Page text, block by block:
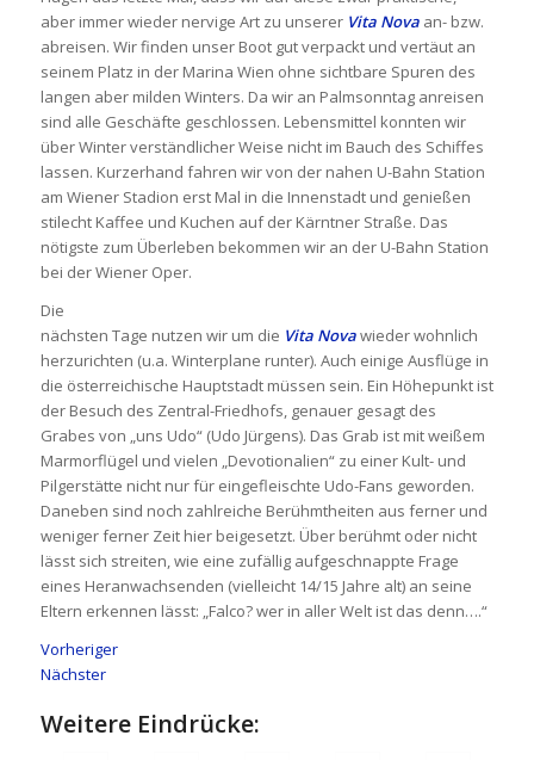
aber immer wieder nervige Art zu unserer Vita Novaan- bzw.
abreisen. Wir finden unser Boot gut verpackt und vertäut an
seinem Platz in der Marina Wien ohne sichtbare Spuren des
langen aber milden Winters. Da wir an Palmsonntag anreisen
sind alle Geschäfte geschlossen. Lebensmittel konnten wir
über Winter verständlicher Weise nicht im Bauch des Schiffes
lassen. Kurzerhand fahren wir von der nahen U-Bahn Station
am Wiener Stadion erst Mal in die Innenstadt und genießen
stilecht Kaffee und Kuchen auf der Kärntner Straße. Das
nötigste zum Überleben bekommen wir an der U-Bahn Station
bei der Wiener Oper.
Die
nächsten Tage nutzen wir um die Vita Novawieder wohnlich
herzurichten (u.a. Winterplane runter). Auch einige Ausflüge in
die österreichische Hauptstadt müssen sein. Ein Höhepunkt ist
der Besuch des Zentral-Friedhofs, genauer gesagt des
Grabes von „uns Udo“ (Udo Jürgens). Das Grab ist mit weißem
Marmorflügel und vielen „Devotionalien“ zu einer Kult- und
Pilgerstätte nicht nur für eingefleischte Udo-Fans geworden.
Daneben sind noch zahlreiche Berühmtheiten aus ferner und
weniger ferner Zeit hier beigesetzt. Über berühmt oder nicht
lässt sich streiten, wie eine zufällig aufgeschnappte Frage
eines Heranwachsenden (vielleicht 14/15 Jahre alt) an seine
Eltern erkennen lässt: „Falco? wer in aller Welt ist das denn….“
Vorheriger
Nächster
Weitere Eindrücke: